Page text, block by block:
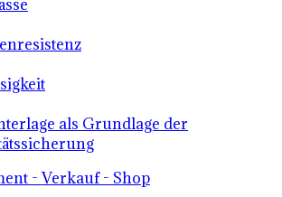
als Grundlage der
- Verkauf - Shop